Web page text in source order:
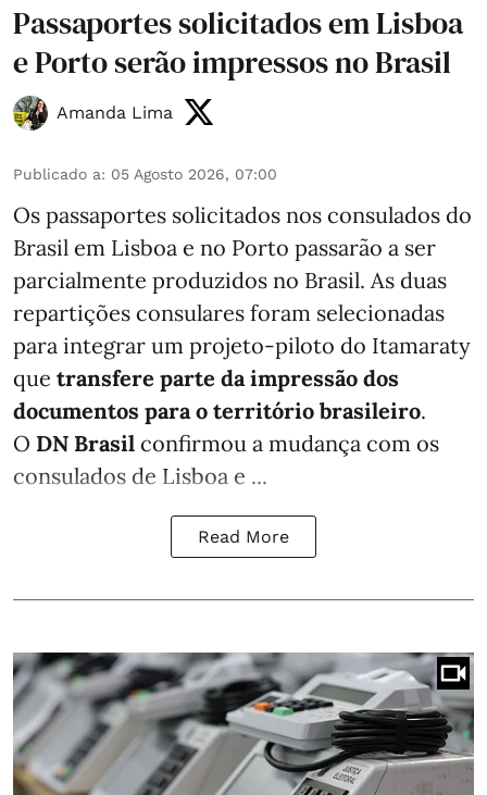
Passaportes solicitados em Lisboa
e Porto serão impressos no Brasil
Amanda Lima
Publicado a: 05 Agosto 2026, 07:00
Os passaportes solicitados nos consulados do
Brasil em Lisboa e no Porto passarão a ser
parcialmente produzidos no Brasil. As duas
repartições consulares foram selecionadas
para integrar um projeto-piloto do Itamaraty
que transfere parte da impressão dos
documentos para o território brasileiro.
O DN Brasil confirmou a mudança com os
consulados de Lisboa e ...
Read More